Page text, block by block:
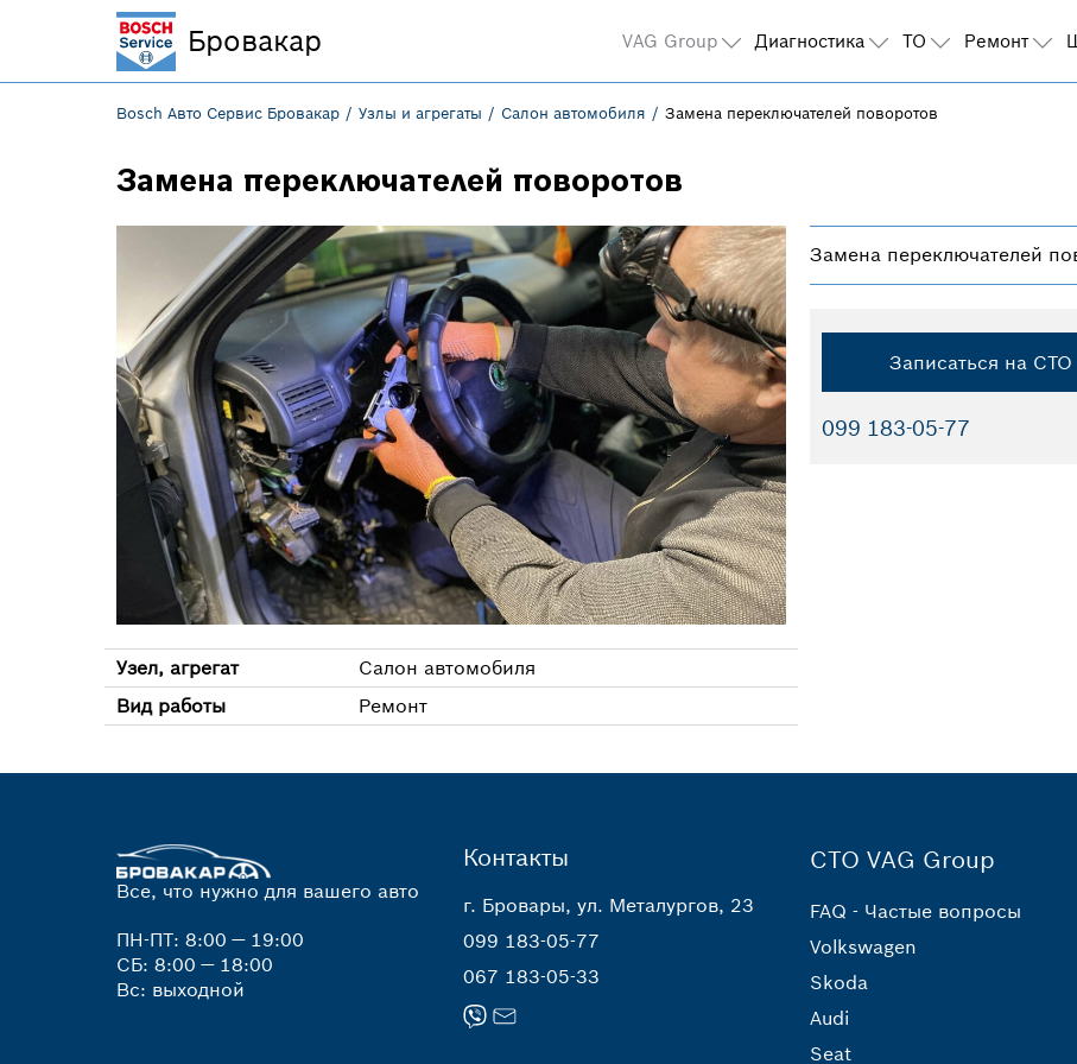
Bosch Авто Сервис Бровакар Узлы и агрегаты Салон автомобиля Замена переключателей поворотов
Замена переключателей поворотов
Замена переключателей
Записаться на СТО
099 183-05-77
Узел, агрегат
Салон автомобиля
Вид работы
Ремонт
Все, что нужно для вашего авто
ПН-ПТ: 8:00 — 19:00
СБ: 8:00 — 18:00
Вс: выходной
Контакты
г. Бровары, ул. Металургов, 23
099 183-05-77
067 183-05-33
СТО VAG Group
FAQ - Частые вопросы
Volkswagen
Skoda
Audi
Seat
Бровакар VAG Group Диагностика ТО Ремонт